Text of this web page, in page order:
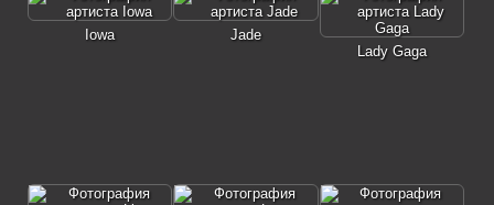
Iowa
Jade
Lady Gaga